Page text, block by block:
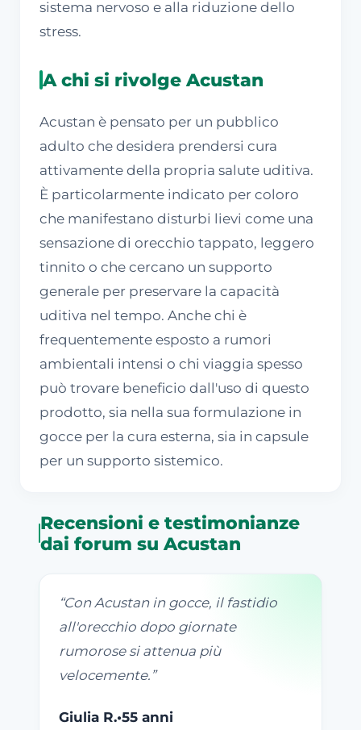
sistema nervoso e alla riduzione dello
stress.
A chi si rivolge Acustan
Acustan è pensato per un pubblico
adulto che desidera prendersi cura
attivamente della propria salute uditiva.
È particolarmente indicato per coloro
che manifestano disturbi lievi come una
sensazione di orecchio tappato, leggero
tinnito o che cercano un supporto
generale per preservare la capacità
uditiva nel tempo. Anche chi è
frequentemente esposto a rumori
ambientali intensi o chi viaggia spesso
può trovare beneficio dall'uso di questo
prodotto, sia nella sua formulazione in
gocce per la cura esterna, sia in capsule
per un supporto sistemico.
Recensioni e testimonianze
dai forum su Acustan
“Con Acustan in gocce, il fastidio
all'orecchio dopo giornate
rumorose si attenua più
velocemente. ”
Giulia R.•55 anni